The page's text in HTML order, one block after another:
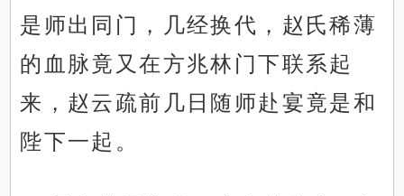
是师出同门，几经换代，赵氏稀薄
的血脉竟又在方兆林门下联系起
来，赵云疏前几日随师赴宴竟是和
陛下一起。